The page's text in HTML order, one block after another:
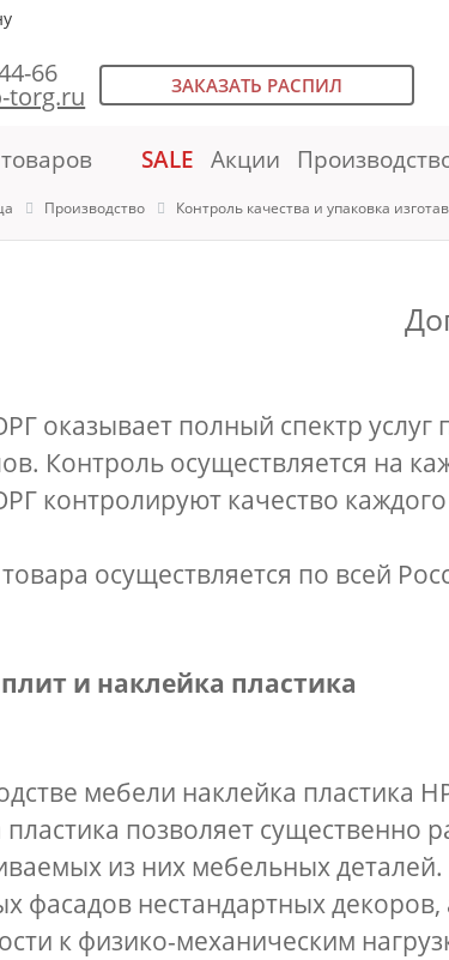
66
torg.ru ЗАКАЗАТЬ РАСПИЛ
SALE Акции
Производство Контроль качества и упаковка
оказывает полный спектр
Контроль осуществляется на
контролируют качество
осуществляется по всей
и наклейка пластика
мебели наклейка пластика
пластика позволяет существенно
из них мебельных
фасадов нестандартных
к физико-механическим